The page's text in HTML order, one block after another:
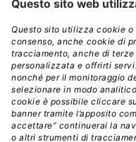
Accesso
In un mercato dove la
serratissima, acquisire
esperienza verticale
Riduzione dei